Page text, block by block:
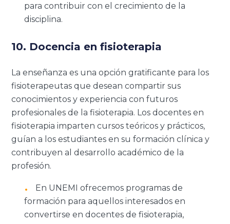
para contribuir con el crecimiento de la
disciplina.
10. Docencia en fisioterapia
La enseñanza es una opción gratificante para los
fisioterapeutas que desean compartir sus
conocimientos y experiencia con futuros
profesionales de la fisioterapia. Los docentes en
fisioterapia imparten cursos teóricos y prácticos,
guían a los estudiantes en su formación clínica y
contribuyen al desarrollo académico de la
profesión.
En UNEMI ofrecemos programas de
formación para aquellos interesados en
convertirse en docentes de fisioterapia,